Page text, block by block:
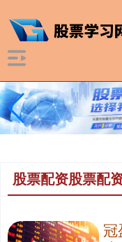
股票配资股票配